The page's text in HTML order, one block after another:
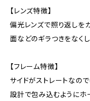
【レンズ特徴】
偏光レンズで照り返しを
面などのギラつきをなく
【フレーム特徴】
サイドがストレートなの
設計で包み込むようにホ